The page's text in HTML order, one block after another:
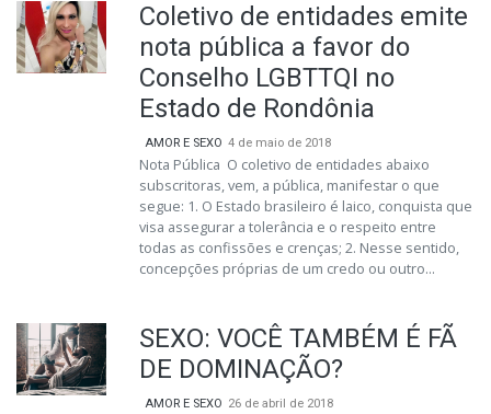
Coletivo de entidades emite
nota pública a favor do
Conselho LGBTTQI no
Estado de Rondônia
AMOR E SEXO 4 de maio de 2018
Nota Pública O coletivo de entidades abaixo
subscritoras, vem, a pública, manifestar o que
segue: 1. O Estado brasileiro é laico, conquista que
visa assegurar a tolerância e o respeito entre
todas as confissões e crenças; 2. Nesse sentido,
concepções próprias de um credo ou outro...
SEXO: VOCÊ TAMBÉM É FÃ
DE DOMINAÇÃO?
AMOR E SEXO 26 de abril de 2018